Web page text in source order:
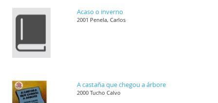
Acaso o inverno
2001 Penela, Carlos
A castaña que chegou a árbore
2000 Tucho Calvo